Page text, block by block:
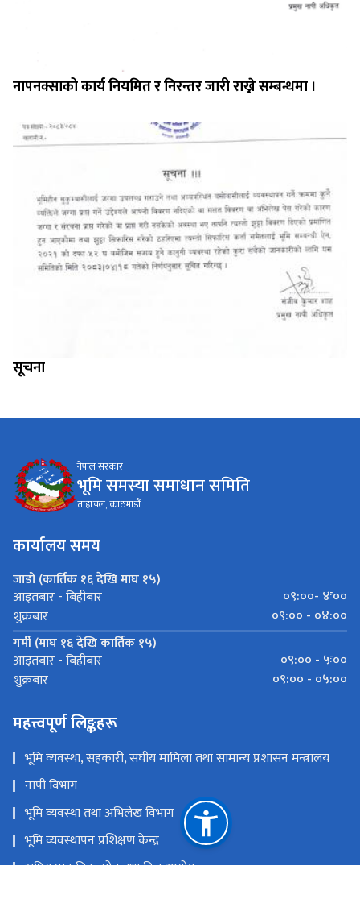
नापनक्साको कार्य नियमित र निरन्तर जारी राख्ने सम्बन्धमा ।
सूचना
नेपाल सरकार
भूमि समस्या समाधान समिति
ताहाचल, काठमाडौं
कार्यालय समय
जाडो (कार्तिक १६ देखि माघ १५)
आइतबार - बिहीबार
०९:००- ४ः००
शुक्रबार
०९:०० - ०४:००
गर्मी (माघ १६ देखि कार्तिक १५)
आइतबार - बिहीबार
०९:०० - ५ः००
शुक्रबार
०९:०० - ०५:००
महत्त्वपूर्ण लिङ्कहरू
भूमि व्यवस्था, सहकारी, संघीय मामिला तथा सामान्य प्रशासन मन्त्रालय
नापी विभाग
भूमि व्यवस्था तथा अभिलेख विभाग
भूमि व्यवस्थापन प्रशिक्षण केन्द्र
राष्ट्रिय प्राकृतिक स्रोत तथा वित्त आयोग